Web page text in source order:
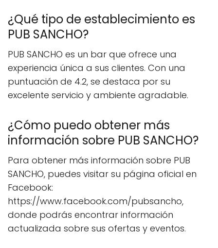
¿Qué tipo de establecimiento es
PUB SANCHO?
PUB SANCHO es un bar que ofrece una
experiencia única a sus clientes. Con una
puntuación de 4.2, se destaca por su
excelente servicio y ambiente agradable.
¿Cómo puedo obtener más
información sobre PUB SANCHO?
Para obtener más información sobre PUB
SANCHO, puedes visitar su página oficial en
Facebook:
https://www.facebook.com/pubsancho,
donde podrás encontrar información
actualizada sobre sus ofertas y eventos.